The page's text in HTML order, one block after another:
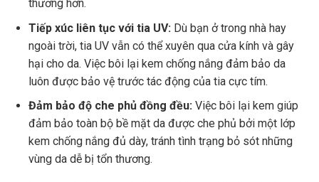
thương hơn.
Tiếp xúc liên tục với tia UV: Dù bạn ở trong nhà hay
ngoài trời, tia UV vẫn có thể xuyên qua cửa kính và gây
hại cho da. Việc bôi lại kem chống nắng đảm bảo da
luôn được bảo vệ trước tác động của tia cực tím.
Đảm bảo độ che phủ đồng đều: Việc bôi lại kem giúp
đảm bảo toàn bộ bề mặt da được che phủ bởi một lớp
kem chống nắng đủ dày, tránh tình trạng bỏ sót những
vùng da dễ bị tổn thương.